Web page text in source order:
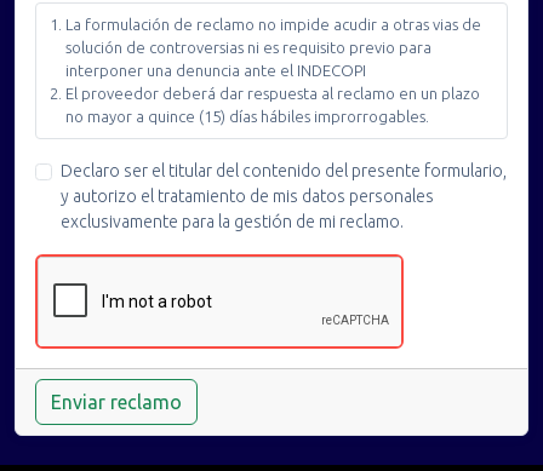
La formulación de reclamo no impide acudir a otras vias de
solución de controversias ni es requisito previo para
interponer una denuncia ante el INDECOPI
El proveedor deberá dar respuesta al reclamo en un plazo
no mayor a quince (15) días hábiles improrrogables.
Declaro ser el titular del contenido del presente formulario,
y autorizo el tratamiento de mis datos personales
exclusivamente para la gestión de mi reclamo.
Enviar reclamo